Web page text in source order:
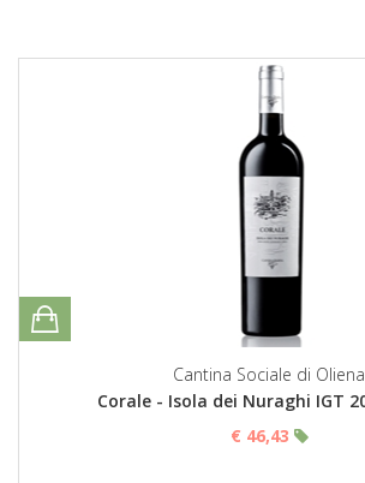
Cantina Sociale di Oliena
Corale - Isola dei Nuraghi IGT
€ 46,43